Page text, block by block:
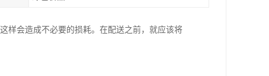
样会造成不必要的损耗。在配送之前，就应该将